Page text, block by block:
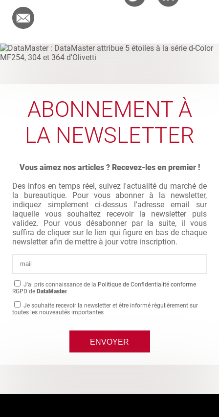
ABONNEMENT À
LA NEWSLETTER
Vous aimez nos articles ? Recevez-les en premier !
Des infos en temps réel, suivez l'actualité du marché de
la bureautique. Pour vous abonner à la newsletter,
indiquez simplement ci-dessus l'adresse email sur
laquelle vous souhaitez recevoir la newsletter puis
validez. Pour vous désabonner par la suite, il vous
suffira de cliquer sur le lien qui figure en bas de chaque
newsletter afin de mettre à jour votre inscription.
J'ai pris connaissance de la Politique de Confidentialité conforme
RGPD de DataMaster
Je souhaite recevoir la newsletter et être informé régulièrement sur
toutes les nouveautés importantes